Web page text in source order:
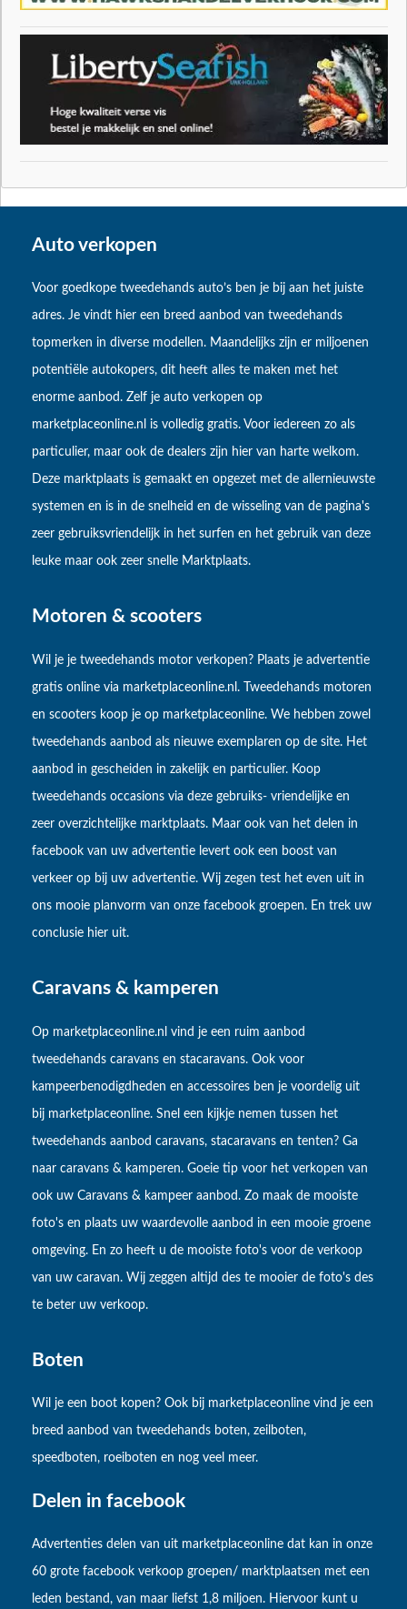
Auto verkopen
Voor goedkope tweedehands auto’s ben je bij aan het juiste
adres. Je vindt hier een breed aanbod van tweedehands
topmerken in diverse modellen. Maandelijks zijn er miljoenen
potentiële autokopers, dit heeft alles te maken met het
enorme aanbod. Zelf je auto verkopen op
marketplaceonline.nl is volledig gratis. Voor iedereen zo als
particulier, maar ook de dealers zijn hier van harte welkom.
Deze marktplaats is gemaakt en opgezet met de allernieuwste
systemen en is in de snelheid en de wisseling van de pagina's
zeer gebruiksvriendelijk in het surfen en het gebruik van deze
leuke maar ook zeer snelle Marktplaats.
Motoren & scooters
Wil je je tweedehands motor verkopen? Plaats je advertentie
gratis online via marketplaceonline.nl. Tweedehands motoren
en scooters koop je op marketplaceonline. We hebben zowel
tweedehands aanbod als nieuwe exemplaren op de site. Het
aanbod in gescheiden in zakelijk en particulier. Koop
tweedehands occasions via deze gebruiks- vriendelijke en
zeer overzichtelijke marktplaats. Maar ook van het delen in
facebook van uw advertentie levert ook een boost van
verkeer op bij uw advertentie. Wij zegen test het even uit in
ons mooie planvorm van onze facebook groepen. En trek uw
conclusie hier uit.
Caravans & kamperen
Op marketplaceonline.nl vind je een ruim aanbod
tweedehands caravans en stacaravans. Ook voor
kampeerbenodigdheden en accessoires ben je voordelig uit
bij marketplaceonline. Snel een kijkje nemen tussen het
tweedehands aanbod caravans, stacaravans en tenten? Ga
naar caravans & kamperen. Goeie tip voor het verkopen van
ook uw Caravans & kampeer aanbod. Zo maak de mooiste
foto's en plaats uw waardevolle aanbod in een mooie groene
omgeving. En zo heeft u de mooiste foto's voor de verkoop
van uw caravan. Wij zeggen altijd des te mooier de foto's des
te beter uw verkoop.
Boten
Wil je een boot kopen? Ook bij marketplaceonline vind je een
breed aanbod van tweedehands boten, zeilboten,
speedboten, roeiboten en nog veel meer.
Delen in facebook
Advertenties delen van uit marketplaceonline dat kan in onze
60 grote facebook verkoop groepen/ marktplaatsen met een
leden bestand, van maar liefst 1,8 miljoen. Hiervoor kunt u